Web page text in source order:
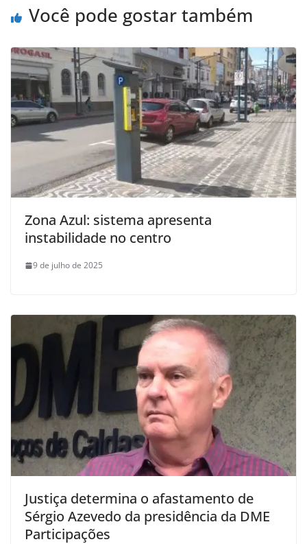
Você pode gostar também
Zona Azul: sistema apresenta
instabilidade no centro
9 de julho de 2025
Justiça determina o afastamento de
Sérgio Azevedo da presidência da DME
Participações